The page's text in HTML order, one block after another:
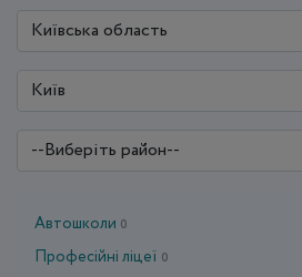
Київська область
Київ
--Виберіть район--
Автошколи 0
Професійні ліцеї 0